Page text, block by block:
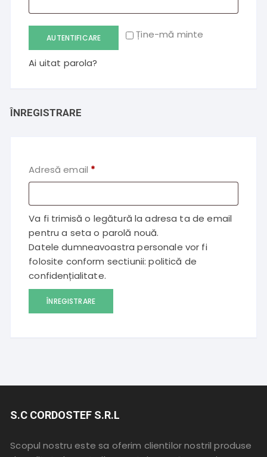
Ține-mă minte
AUTENTIFICARE
Ai uitat parola?
ÎNREGISTRARE
Adresă email *
Va fi trimisă o legătură la adresa ta de email
pentru a seta o parolă nouă.
Datele dumneavoastra personale vor fi
folosite conform sectiunii:politică de
confidențialitate.
ÎNREGISTRARE
S.C CORDOSTEF S.R.L
Scopul nostru este sa oferim clientilor nostril produse